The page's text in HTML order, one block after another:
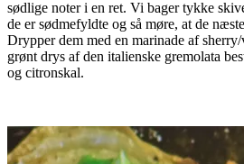
sødlige noter i en ret. Vi bager tykke
de er sødmefyldte og så møre, at de
Drypper dem med en marinade af
grønt drys af den italienske gremolata
og citronskal.